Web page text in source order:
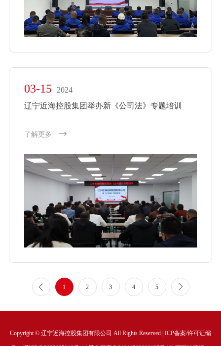
03-15
2024
辽宁近海控股集团举办新《公司法》专题培训
了解更多
1 2 3 4 5
Copyright © 辽宁近海控股集团有限公司 All Rights Reserved | ICP备案/许可证编